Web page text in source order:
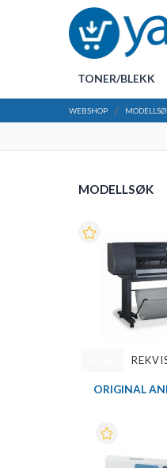
TONER/BLEKK
WEBSHOP
MODELLSØK
ORIGINAL